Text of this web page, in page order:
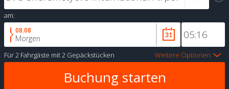
am:
08.08
Morgen
Für2 Fahrgäste mit2 Gepäckstücken Weitere Optionen